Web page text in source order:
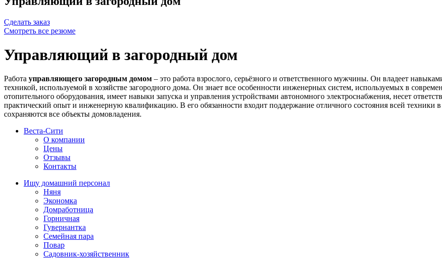
Сделать заказ
Смотреть все резюме
Управляющий в загородный дом
Работа управляющего загородным домом – это работа взрослого, серьёзного и ответственного мужчины. Он владеет
техникой, используемой в хозяйстве загородного дома. Он знает все особенности инженерных систем, используемых в
отопительного оборудования, имеет навыки запуска и управления устройствами автономного электроснабжения, несет
практический опыт и инженерную квалификацию. В его обязанности входит поддержание отличного состояния всей техники
сохраняются все объекты домовладения.
Веста-Cити
О компании
Цены
Отзывы
Контакты
Ищу домашний персонал
Няня
Экономка
Домработница
Горничная
Гувернантка
Семейная пара
Повар
Садовник-хозяйственник